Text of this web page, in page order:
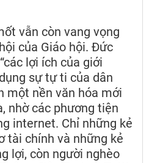
vẫn còn vang vọng
của Giáo hội. Đức
lợi ích của giới
sự tự ti của dân
một nền văn hóa mới
nhờ các phương tiện
internet. Chỉ những kẻ
tài chính và những kẻ
lợi, còn người nghèo